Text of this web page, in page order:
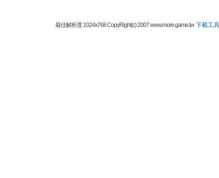
最佳解析度 1024x768 CopyRight(c) 2007 www.more.game.tw下載工